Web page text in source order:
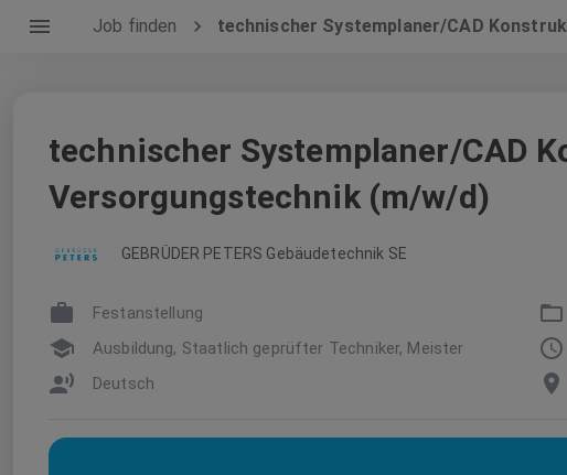
Job finden technischer Systemplaner/CAD
technischer Systemplaner/CAD
Versorgungstechnik (m/w/d)
GEBRÜDER PETERS Gebäudetechnik SE
Festanstellung
Ausbildung, Staatlich geprüfter Techniker, Meister
Deutsch